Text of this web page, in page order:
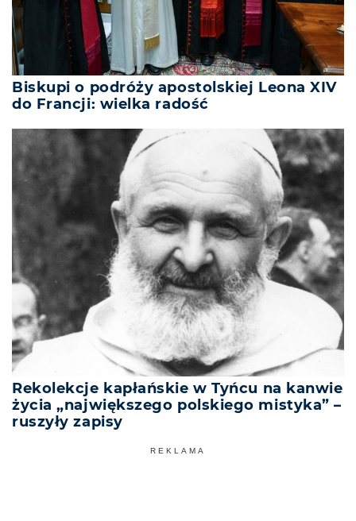
Biskupi o podróży apostolskiej Leona XIV
do Francji: wielka radość
Rekolekcje kapłańskie w Tyńcu na kanwie
życia „największego polskiego mistyka” –
ruszyły zapisy
REKLAMA